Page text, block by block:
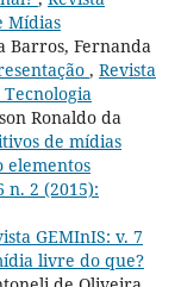
Mídias
Barros, Fernanda
, Revista
Tecnologia
Ronaldo da
de mídias
elementos
n. 2 (2015):
GEMInIS: v. 7
livre do que?